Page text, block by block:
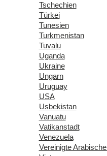
Tschechien
Türkei
Tunesien
Turkmenistan
Tuvalu
Uganda
Ukraine
Ungarn
Uruguay
USA
Usbekistan
Vanuatu
Vatikanstadt
Venezuela
Vereinigte